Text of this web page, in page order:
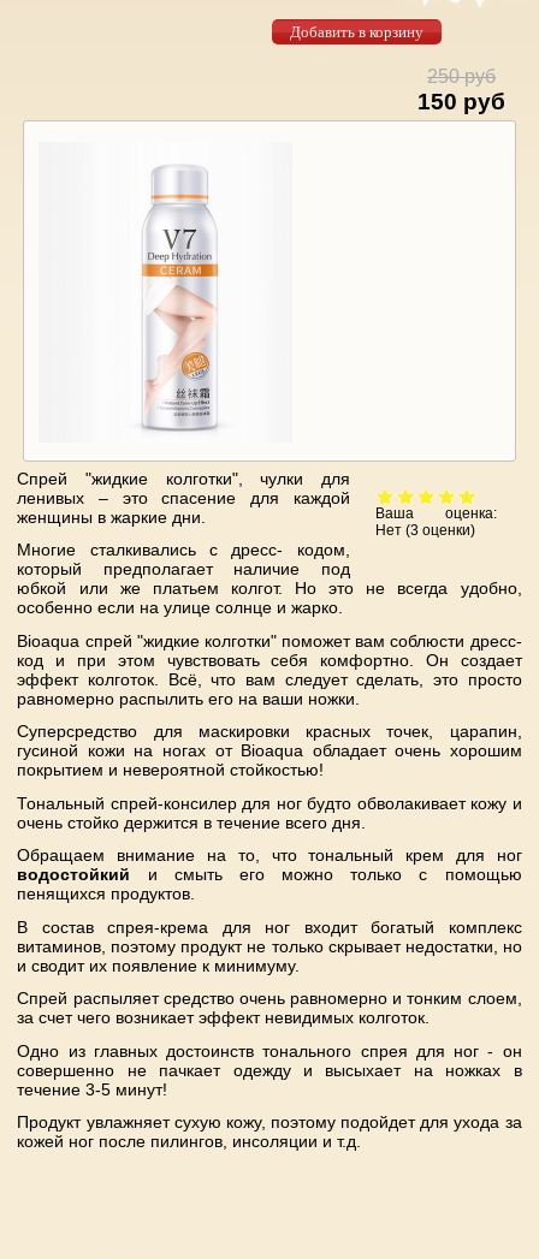
250 руб
150 руб
Ваша оценка:
Нет (3оценки)
Спрей "жидкие колготки", чулки для
ленивых – это спасение для каждой
женщины в жаркие дни.
Многие сталкивались с дресс- кодом,
который предполагает наличие под
юбкой или же платьем колгот. Но это не всегда удобно,
особенно если на улице солнце и жарко.
Bioaqua спрей "жидкие колготки" поможет вам соблюсти дресс-
код и при этом чувствовать себя комфортно. Он создает
эффект колготок. Всё, что вам следует сделать, это просто
равномерно распылить его на ваши ножки.
Суперсредство для маскировки красных точек, царапин,
гусиной кожи на ногах от Bioaqua обладает очень хорошим
покрытием и невероятной стойкостью!
Тональный спрей-консилер для ног будто обволакивает кожу и
очень стойко держится в течение всего дня.
Обращаем внимание на то, что тональный крем для ног
водостойкий и смыть его можно только с помощью
пенящихся продуктов.
В состав спрея-крема для ног входит богатый комплекс
витаминов, поэтому продукт не только скрывает недостатки, но
и сводит их появление к минимуму.
Спрей распыляет средство очень равномерно и тонким слоем,
за счет чего возникает эффект невидимых колготок.
Одно из главных достоинств тонального спрея для ног - он
совершенно не пачкает одежду и высыхает на ножках в
течение 3-5 минут!
Продукт увлажняет сухую кожу, поэтому подойдет для ухода за
кожей ног после пилингов, инсоляции и т.д.